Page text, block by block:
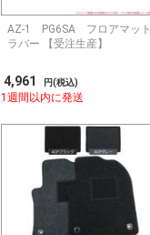
AZ-1 PG6SA フロアマット
ラバー 【受注生産】
4,961 円(税込)
1週間以内に発送